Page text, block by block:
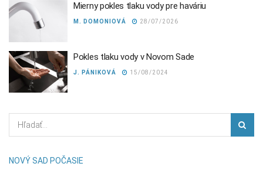
Mierny pokles tlaku vody pre haváriu
M. DOMONIOVÁ 28/07/2026
Pokles tlaku vody v Novom Sade
J. PÁNIKOVÁ 15/08/2024
NOVÝ SAD POČASIE